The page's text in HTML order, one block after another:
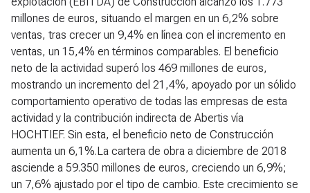
millones de euros, situando el margen en un 6,2% sobre
ventas, tras crecer un 9,4% en línea con el incremento en
ventas, un 15,4% en términos comparables. El beneficio
neto de la actividad superó los 469 millones de euros,
mostrando un incremento del 21,4%, apoyado por un sólido
comportamiento operativo de todas las empresas de esta
actividad y la contribución indirecta de Abertis vía
HOCHTIEF. Sin esta, el beneficio neto de Construcción
aumenta un 6,1%.La cartera de obra a diciembre de 2018
asciende a 59.350 millones de euros, creciendo un 6,9%;
un 7,6% ajustado por el tipo de cambio. Este crecimiento se